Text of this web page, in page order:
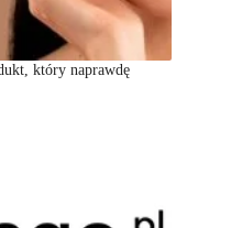
który naprawdę